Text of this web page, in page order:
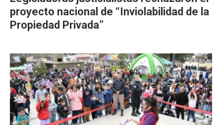
proyecto nacional de “Inviolabilidad de la
Propiedad Privada”